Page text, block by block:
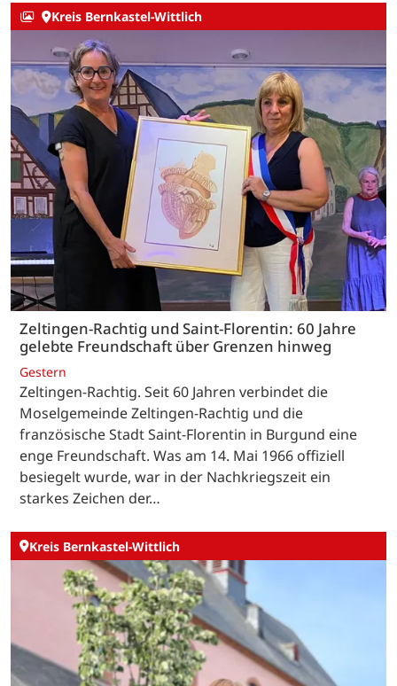
Kreis Bernkastel-Wittlich
Zeltingen-Rachtig und Saint-Florentin: 60 Jahre
gelebte Freundschaft über Grenzen hinweg
Gestern
Zeltingen-Rachtig. Seit 60 Jahren verbindet die
Moselgemeinde Zeltingen-Rachtig und die
französische Stadt Saint-Florentin in Burgund eine
enge Freundschaft. Was am 14. Mai 1966 offiziell
besiegelt wurde, war in der Nachkriegszeit ein
starkes Zeichen der…
Kreis Bernkastel-Wittlich